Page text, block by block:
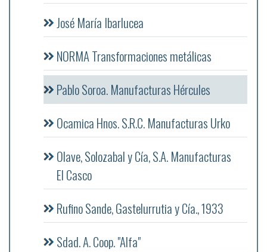
José María Ibarlucea
NORMA Transformaciones metálicas
Pablo Soroa. Manufacturas Hércules
Ocamica Hnos. S.R.C. Manufacturas Urko
Olave, Solozabal y Cía, S.A. Manufacturas
El Casco
Rufino Sande, Gastelurrutia y Cía., 1933
Sdad. A. Coop. "Alfa"